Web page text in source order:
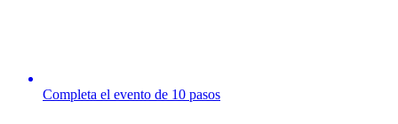
Completa el evento de 10 pasos